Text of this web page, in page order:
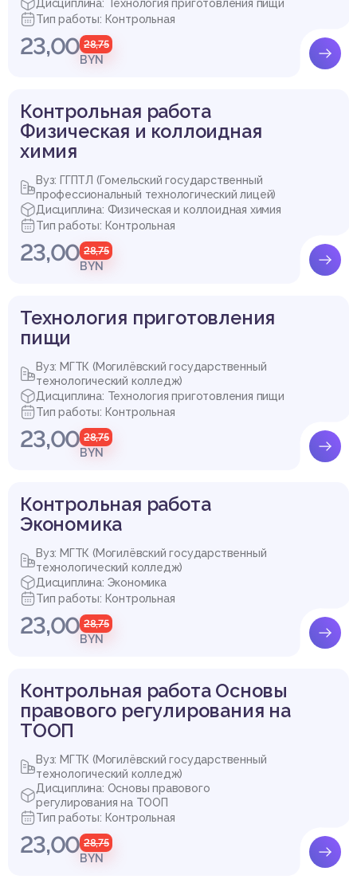
Дисциплина: Технология приготовления пищи
Тип работы: Контрольная
23,00 28,75
BYN
Контрольная работа
Физическая и коллоидная
химия
Вуз: ГГПТЛ (Гомельский государственный
профессиональный технологический лицей)
Дисциплина: Физическая и коллоидная химия
Тип работы: Контрольная
23,00 28,75
BYN
Технология приготовления
пищи
Вуз: МГТК (Могилёвский государственный
технологический колледж)
Дисциплина: Технология приготовления пищи
Тип работы: Контрольная
23,00 28,75
BYN
Контрольная работа
Экономика
Вуз: МГТК (Могилёвский государственный
технологический колледж)
Дисциплина: Экономика
Тип работы: Контрольная
23,00 28,75
BYN
Контрольная работа Основы
правового регулирования на
ТООП
Вуз: МГТК (Могилёвский государственный
технологический колледж)
Дисциплина: Основы правового
регулирования на ТООП
Тип работы: Контрольная
23,00 28,75
BYN